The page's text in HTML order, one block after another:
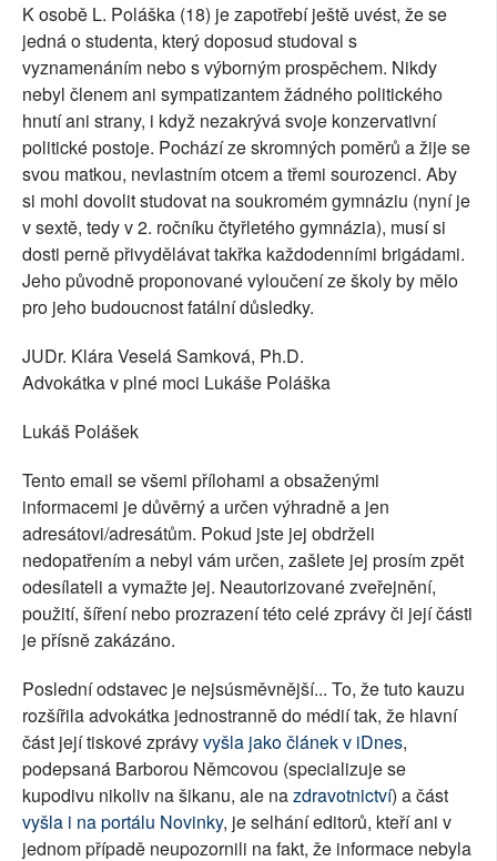
K osobě L. Poláška (18) je zapotřebí ještě uvést, že se
jedná o studenta, který doposud studoval s
vyznamenáním nebo s výborným prospěchem. Nikdy
nebyl členem ani sympatizantem žádného politického
hnutí ani strany, i když nezakrývá svoje konzervativní
politické postoje. Pochází ze skromných poměrů a žije se
svou matkou, nevlastním otcem a třemi sourozenci. Aby
si mohl dovolit studovat na soukromém gymnáziu (nyní je
v sextě, tedy v 2. ročníku čtyřletého gymnázia), musí si
dosti perně přivydělávat takřka každodenními brigádami.
Jeho původně proponované vyloučení ze školy by mělo
pro jeho budoucnost fatální důsledky.
JUDr. Klára Veselá Samková, Ph.D.
Advokátka v plné moci Lukáše Poláška
Lukáš Polášek
Tento email se všemi přílohami a obsaženými
informacemi je důvěrný a určen výhradně a jen
adresátovi/adresátům. Pokud jste jej obdrželi
nedopatřením a nebyl vám určen, zašlete jej prosím zpět
odesílateli a vymažte jej. Neautorizované zveřejnění,
použití, šíření nebo prozrazení této celé zprávy či její části
je přísně zakázáno.
Poslední odstavec je nejsúsměvnější... To, že tuto kauzu
rozšířila advokátka jednostranně do médií tak, že hlavní
část její tiskové zprávyvyšla jako článek v iDnes,
podepsaná Barborou Němcovou (specializuje se
kupodivu nikoliv na šikanu, ale nazdravotnictví) a část
vyšla i na portálu Novinky, je selhání editorů, kteří ani v
jednom případě neupozornili na fakt, že informace nebyla